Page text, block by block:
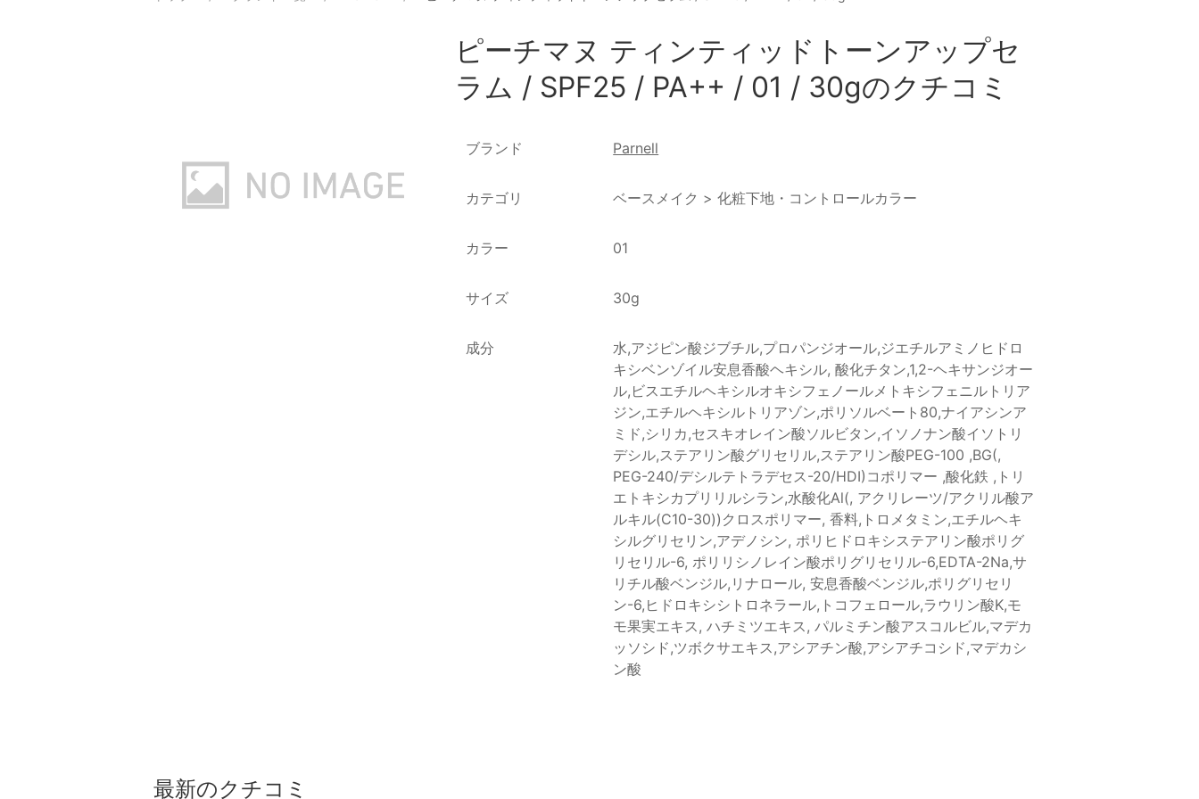
ピーチマヌ ティンティッドトーンアップセ
ラム / SPF25 / PA++ / 01 / 30gのクチコミ
ブランド Parnell
カテゴリ ベースメイク >化粧下地・コントロールカラー
カラー 01
サイズ 30g
成分
水,アジピン酸ジブチル,プロパンジオール,ジエチルアミノヒドロ
キシベンゾイル安息香酸ヘキシル, 酸化チタン,1,2-ヘキサンジオー
ル,ビスエチルヘキシルオキシフェノールメトキシフェニルトリア
ジン,エチルヘキシルトリアゾン,ポリソルベート80,ナイアシンア
ミド,シリカ,セスキオレイン酸ソルビタン,イソノナン酸イソトリ
デシル,ステアリン酸グリセリル,ステアリン酸PEG-100 ,BG(,
PEG-240/デシルテトラデセス-20/HDI)コポリマー ,酸化鉄 ,トリ
エトキシカプリリルシラン,水酸化Al(, アクリレーツ/アクリル酸ア
ルキル(C10-30))クロスポリマー, 香料,トロメタミン,エチルヘキ
シルグリセリン,アデノシン, ポリヒドロキシステアリン酸ポリグ
リセリル-6, ポリリシノレイン酸ポリグリセリル-6,EDTA-2Na,サ
リチル酸ベンジル,リナロール, 安息香酸ベンジル,ポリグリセリ
ン-6,ヒドロキシシトロネラール,トコフェロール,ラウリン酸K,モ
モ果実エキス, ハチミツエキス, パルミチン酸アスコルビル,マデカ
ッソシド,ツボクサエキス,アシアチン酸,アシアチコシド,マデカシ
ン酸
最新のクチコミ